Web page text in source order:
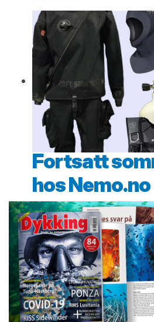
Fortsatt
hos Nemo.no